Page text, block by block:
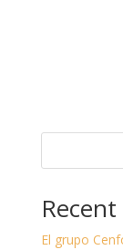
El grupo